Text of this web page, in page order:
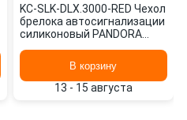
KC-SLK-DLX.3000-RED Чехол
брелока автосигнализации
силиконовый PANDORA
В корзину
13 - 15 августа